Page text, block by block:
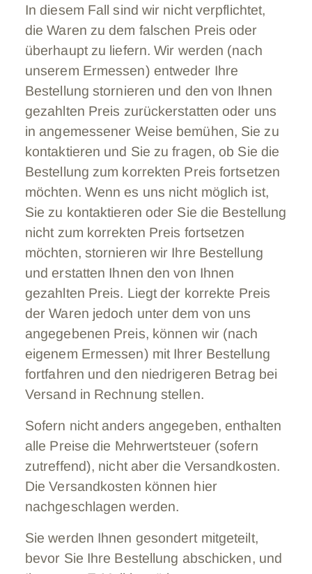
In diesem Fall sind wir nicht verpflichtet,
die Waren zu dem falschen Preis oder
überhaupt zu liefern. Wir werden (nach
unserem Ermessen) entweder Ihre
Bestellung stornieren und den von Ihnen
gezahlten Preis zurückerstatten oder uns
in angemessener Weise bemühen, Sie zu
kontaktieren und Sie zu fragen, ob Sie die
Bestellung zum korrekten Preis fortsetzen
möchten. Wenn es uns nicht möglich ist,
Sie zu kontaktieren oder Sie die Bestellung
nicht zum korrekten Preis fortsetzen
möchten, stornieren wir Ihre Bestellung
und erstatten Ihnen den von Ihnen
gezahlten Preis. Liegt der korrekte Preis
der Waren jedoch unter dem von uns
angegebenen Preis, können wir (nach
eigenem Ermessen) mit Ihrer Bestellung
fortfahren und den niedrigeren Betrag bei
Versand in Rechnung stellen.
Sofern nicht anders angegeben, enthalten
alle Preise die Mehrwertsteuer (sofern
zutreffend), nicht aber die Versandkosten.
Die Versandkosten können hier
nachgeschlagen werden.
Sie werden Ihnen gesondert mitgeteilt,
bevor Sie Ihre Bestellung abschicken, und